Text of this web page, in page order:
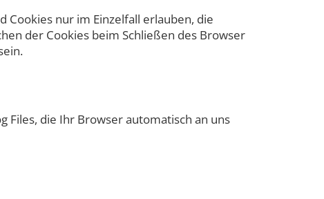
Cookies nur im Einzelfall erlauben, die
der Cookies beim Schließen des Browser
Files, die Ihr Browser automatisch an uns